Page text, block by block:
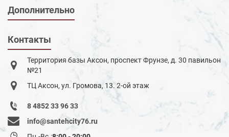
Дополнительно
Контакты
Территория базы Аксон, проспект Фрунзе, д. 30 павильон
№21
ТЦ Аксон, ул. Громова, 13. 2-ой этаж
8 4852 33 96 33
info@santehcity76.ru